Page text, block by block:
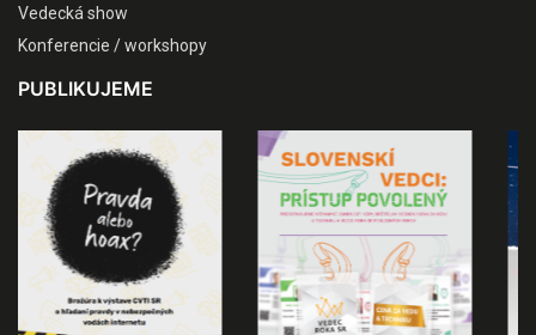
Vedecká show
Konferencie / workshopy
PUBLIKUJEME